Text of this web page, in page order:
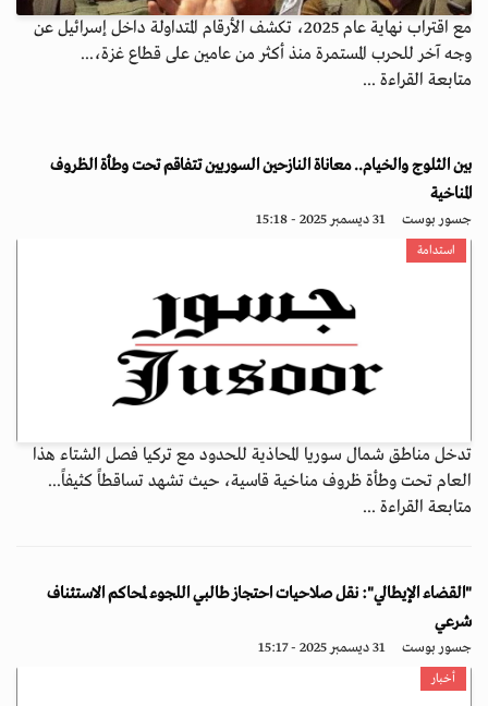
مع اقتراب نهاية عام 2025، تكشف الأرقام المتداولة داخل إسرائيل عن
وجه آخر للحرب المستمرة منذ أكثر من عامين على قطاع غزة،...
متابعة القراءة ...
بين الثلوج والخيام.. معاناة النازحين السوريين تتفاقم تحت وطأة الظروف
المناخية
جسور بوست 31 ديسمبر 2025 - 15:18
استدامة
تدخل مناطق شمال سوريا المحاذية للحدود مع تركيا فصل الشتاء هذا
العام تحت وطأة ظروف مناخية قاسية، حيث تشهد تساقطاً كثيفاً...
متابعة القراءة ...
"القضاء الإيطالي": نقل صلاحيات احتجاز طالبي اللجوء لمحاكم الاستئناف
شرعي
جسور بوست 31 ديسمبر 2025 - 15:17
أخبار